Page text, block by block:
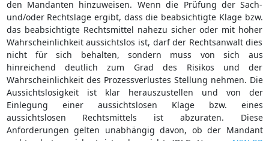
den Mandanten hinzuweisen. Wenn die Prüfung der Sach-
und/oder Rechtslage ergibt, dass die beabsichtigte Klage bzw.
das beabsichtigte Rechtsmittel nahezu sicher oder mit hoher
Wahrscheinlichkeit aussichtslos ist, darf der Rechtsanwalt dies
nicht für sich behalten, sondern muss von sich aus
hinreichend deutlich zum Grad des Risikos und der
Wahrscheinlichkeit des Prozessverlustes Stellung nehmen. Die
Aussichtslosigkeit ist klar herauszustellen und von der
Einlegung einer aussichtslosen Klage bzw. eines
aussichtslosen Rechtsmittels ist abzuraten. Diese
Anforderungen gelten unabhängig davon, ob der Mandant